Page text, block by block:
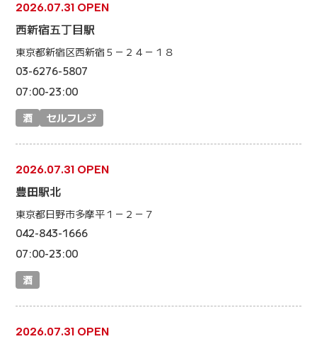
2026.07.31 OPEN
西新宿五丁目駅
東京都新宿区西新宿５－２４－１８
03-6276-5807
07:00-23:00
酒
セルフレジ
2026.07.31 OPEN
豊田駅北
東京都日野市多摩平１－２－７
042-843-1666
07:00-23:00
酒
2026.07.31 OPEN